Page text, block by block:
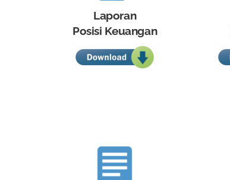
Laporan
Posisi Keuangan